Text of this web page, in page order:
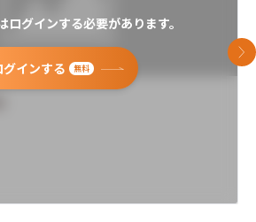
ログインする必要があります。
グインする 無料
次